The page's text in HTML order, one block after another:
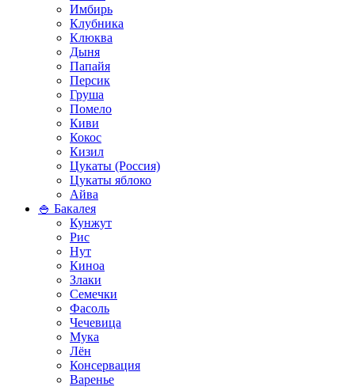
Имбирь
Клубника
Клюква
Дыня
Папайя
Персик
Груша
Помело
Киви
Кокос
Кизил
Цукаты (Россия)
Цукаты яблоко
Айва
🍚 Бакалея
Кунжут
Рис
Нут
Киноа
Злаки
Семечки
Фасоль
Чечевица
Мука
Лён
Консервация
Варенье